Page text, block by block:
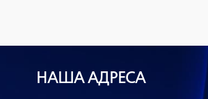
НАША АДРЕСА